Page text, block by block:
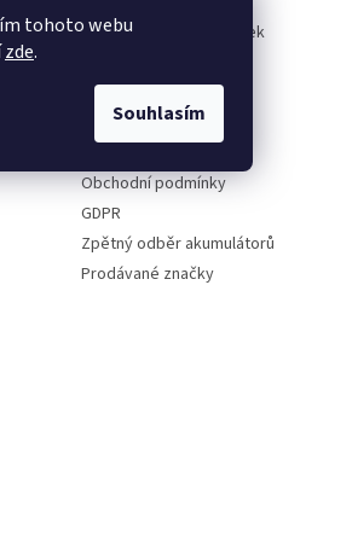
tohoto webu
zde.
Souhlasím
Půjčovna kol a koloběžek
Kontakty
Doprava a platba
Obchodní podmínky
GDPR
Zpětný odběr akumulátorů
Prodávané značky